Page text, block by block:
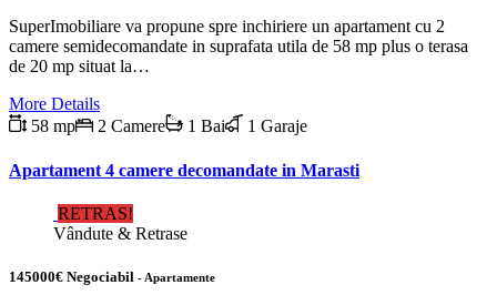
SuperImobiliare va propune spre inchiriere un apartament cu 2
camere semidecomandate in suprafata utila de 58 mp plus o terasa
de 20 mp situat la…
More Details
58 mp
2 Camere 1 Bai 1 Garaje
Apartament 4 camere decomandate in Marasti
RETRAS!
Vândute & Retrase
145000€ Negociabil - Apartamente